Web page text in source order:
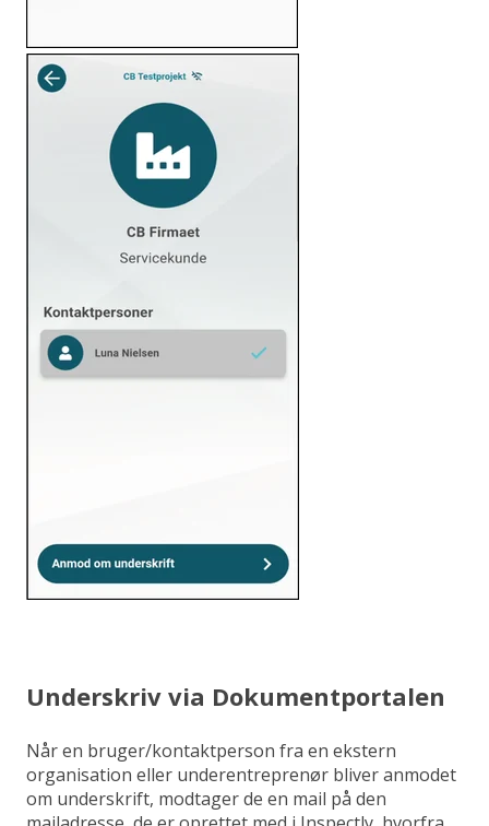
Underskriv via Dokumentportalen
Når en bruger/kontaktperson fra en ekstern
organisation eller underentreprenør bliver anmodet
om underskrift, modtager de en mail på den